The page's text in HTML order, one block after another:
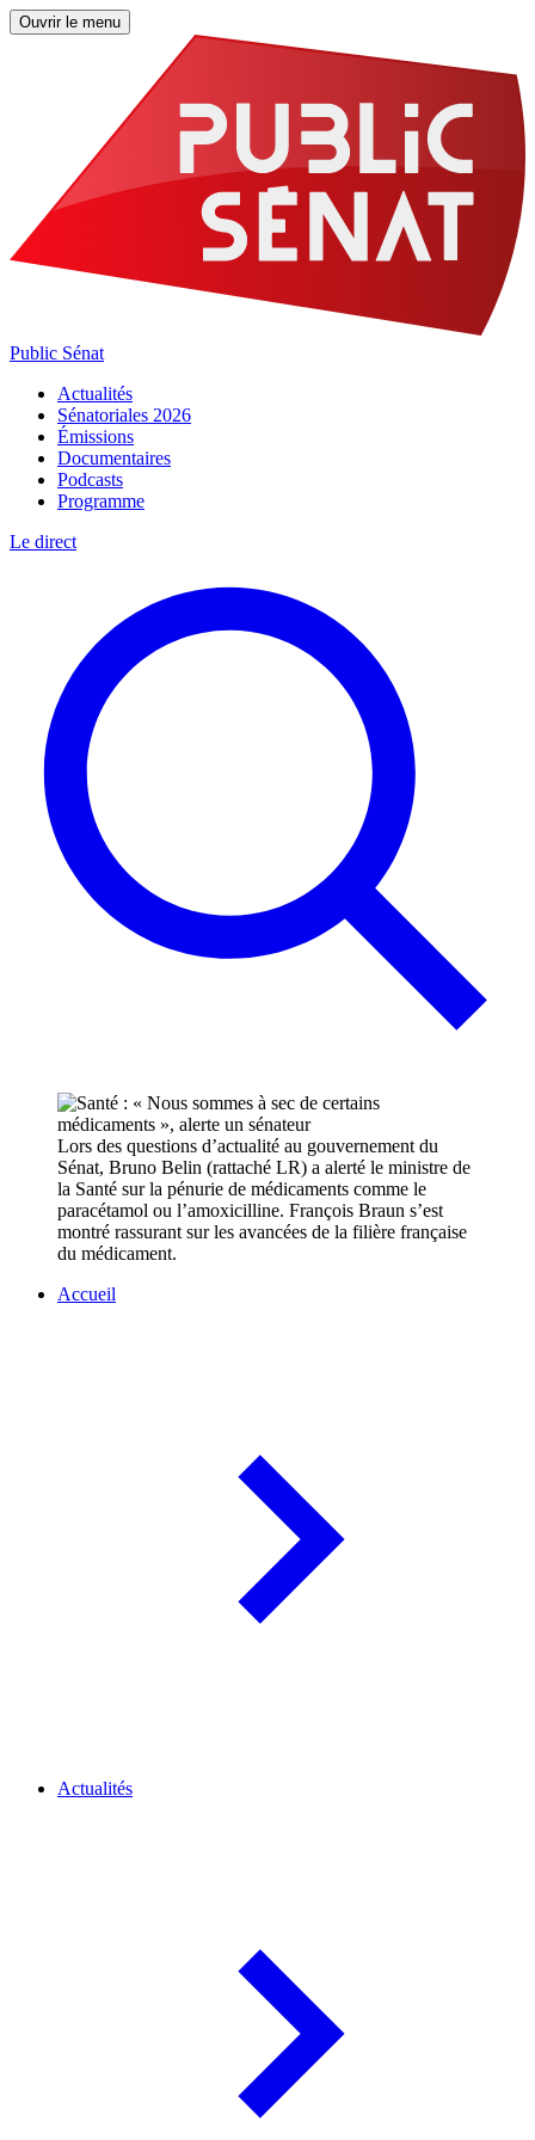
Ouvrir le menu
Public Sénat
Actualités
Sénatoriales 2026
Émissions
Documentaires
Podcasts
Programme
Le direct
Lors des questions d’actualité au gouvernement du
Sénat, Bruno Belin (rattaché LR) a alerté le ministre de
la Santé sur la pénurie de médicaments comme le
paracétamol ou l’amoxicilline. François Braun s’est
montré rassurant sur les avancées de la filière française
du médicament.
Accueil
Actualités